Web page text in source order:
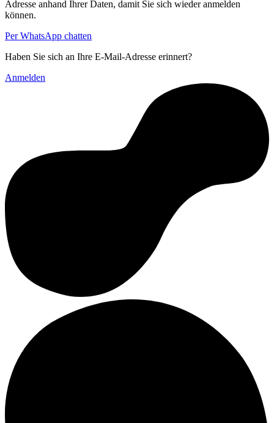
Adresse anhand Ihrer Daten, damit Sie sich wieder anmelden
können.
Per WhatsApp chatten
Haben Sie sich an Ihre E-Mail-Adresse erinnert?
Anmelden